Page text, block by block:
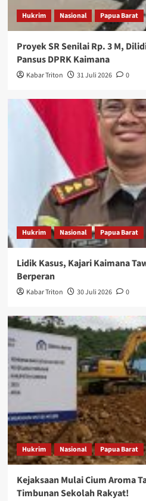
Hukrim Nasional Papua Barat
Proyek SR Senilai Rp. 3 M,
Pansus DPRK Kaimana
Kabar Triton 31 Juli 2026 0
Hukrim Nasional Papua Barat
Lidik Kasus, Kajari Kaimana
Berperan
Kabar Triton 30 Juli 2026 0
Hukrim Nasional Papua Barat
Kejaksaan Mulai Cium Aroma
Timbunan Sekolah Rakyat!